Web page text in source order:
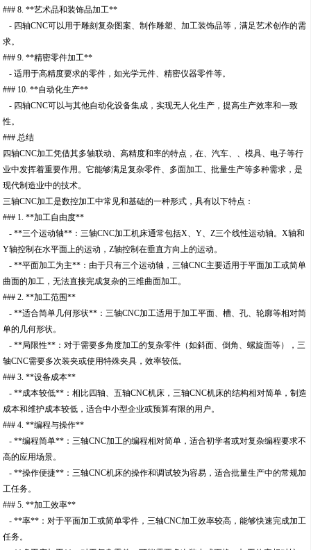
### 8. **艺术品和装饰品加工**
- 四轴CNC可以用于雕刻复杂图案、制作雕塑、加工装饰品等，满足艺术创作的需
求。
### 9. **精密零件加工**
- 适用于高精度要求的零件，如光学元件、精密仪器零件等。
### 10. **自动化生产**
- 四轴CNC可以与其他自动化设备集成，实现无人化生产，提高生产效率和一致
性。
### 总结
四轴CNC加工凭借其多轴联动、高精度和率的特点，在、汽车、、模具、电子等行
业中发挥着重要作用。它能够满足复杂零件、多面加工、批量生产等多种需求，是
现代制造业中的技术。
三轴CNC加工是数控加工中常见和基础的一种形式，具有以下特点：
### 1. **加工自由度**
- **三个运动轴**：三轴CNC加工机床通常包括X、Y、Z三个线性运动轴。X轴和
Y轴控制在水平面上的运动，Z轴控制在垂直方向上的运动。
- **平面加工为主**：由于只有三个运动轴，三轴CNC主要适用于平面加工或简单
曲面的加工，无法直接完成复杂的三维曲面加工。
### 2. **加工范围**
- **适合简单几何形状**：三轴CNC加工适用于加工平面、槽、孔、轮廓等相对简
单的几何形状。
- **局限性**：对于需要多角度加工的复杂零件（如斜面、倒角、螺旋面等），三
轴CNC需要多次装夹或使用特殊夹具，效率较低。
### 3. **设备成本**
- **成本较低**：相比四轴、五轴CNC机床，三轴CNC机床的结构相对简单，制造
成本和维护成本较低，适合中小型企业或预算有限的用户。
### 4. **编程与操作**
- **编程简单**：三轴CNC加工的编程相对简单，适合初学者或对复杂编程要求不
高的应用场景。
- **操作便捷**：三轴CNC机床的操作和调试较为容易，适合批量生产中的常规加
工任务。
### 5. **加工效率**
- **率**：对于平面加工或简单零件，三轴CNC加工效率较高，能够快速完成加工
任务。